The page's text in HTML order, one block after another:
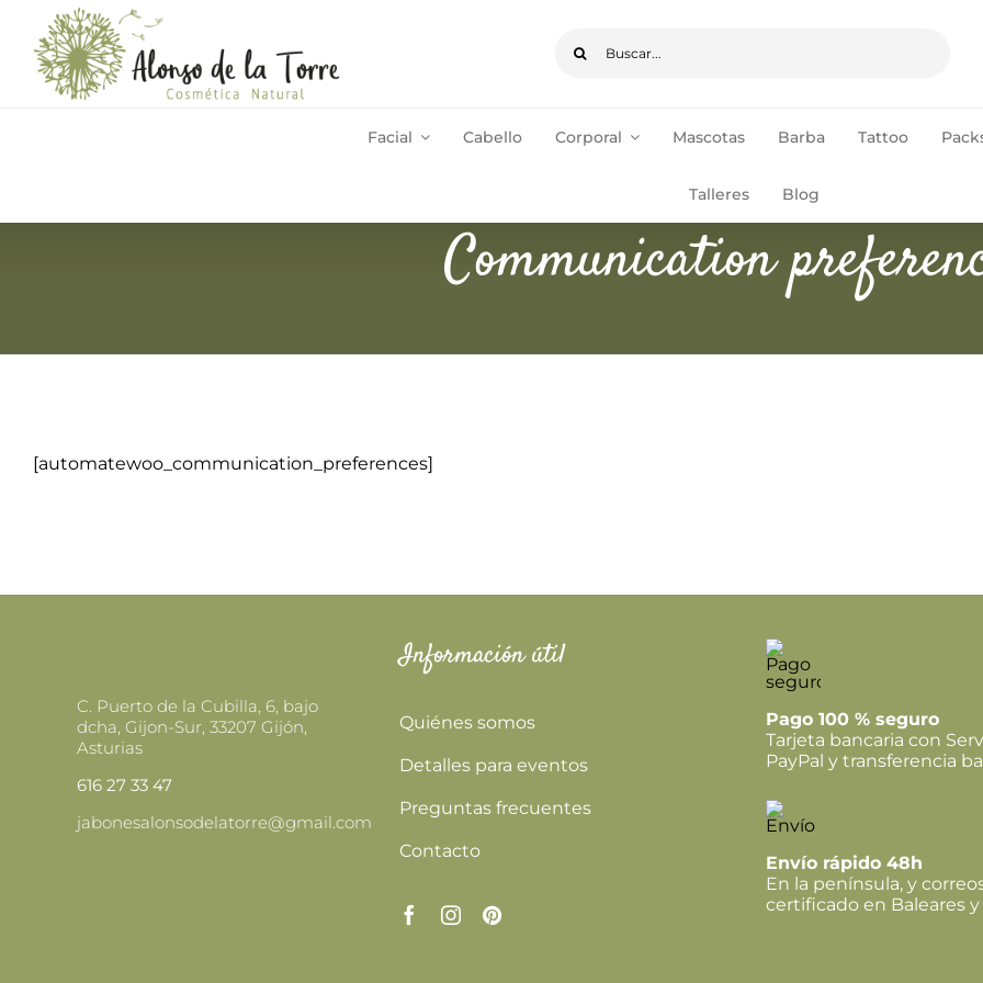
contenido
Facial Cabello Corporal Mascotas Barba Tattoo
Talleres Blog
Gastos de envío Península ENVÍOS GRATIS pedidos de +35€
Communication
[automatewoo_communication_preferences]
C. Puerto de la Cubilla, 6, bajo
dcha, Gijon-Sur, 33207 Gijón,
Asturias
616 27 33 47
jabonesalonsodelatorre@gmail.com
Información útil
Quiénes somos
Detalles para eventos
Preguntas frecuentes
Contacto
Pago 100 % seguro
Tarjeta bancaria con
PayPal y transferencia
Envío rápido 48h
En la península, y
certificado en Baleares y